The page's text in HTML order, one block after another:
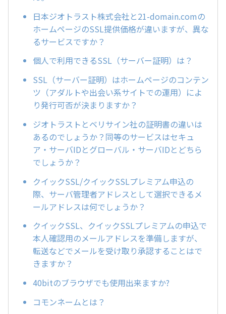
日本ジオトラスト株式会社と21-domain.comの
ホームページのSSL提供価格が違いますが、異な
るサービスですか？
個人で利用できるSSL（サーバー証明）は？
SSL（サーバー証明）はホームページのコンテン
ツ（アダルトや出会い系サイトでの運用）によ
り発行可否が決まりますか？
ジオトラストとベリサイン社の証明書の違いは
あるのでしょうか？同等のサービスはセキュ
ア・サーバIDとグローバル・サーバIDとどちら
でしょうか？
クイックSSL/クイックSSLプレミアム申込の
際、サーバ管理者アドレスとして選択できるメ
ールアドレスは何でしょうか？
クイックSSL、クイックSSLプレミアムの申込で
本人確認用のメールアドレスを準備しますが、
転送などでメールを受け取り承認することはで
きますか？
40bitのブラウザでも使用出来ますか?
コモンネームとは？